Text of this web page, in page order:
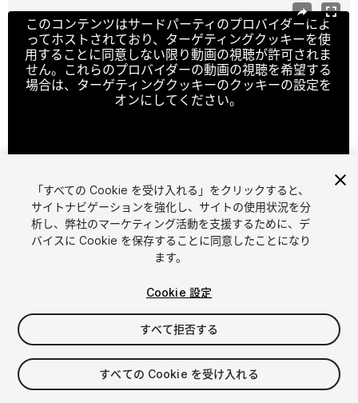
このコンテンツはサードパーティのプロバイダーによ
ってホストされており、ターゲティングクッキーを使
用することに同意しない限り動画の視聴が許可されま
せん。これらのプロバイダーの動画の視聴を希望する
場合は、ターゲティングクッキーのクッキーの設定を
オンにしてください。
1 /2
$24.99
消費税は決済時に計算されます
「すべての Cookie を受け入れる」をクリックすると、
サイトナビゲーションを強化し、サイトの使用状況を分
析し、弊社のマーケティング活動を支援するために、デ
バイスに Cookie を保存することに同意したことになり
ます。
Cookie 設定
すべて拒否する
すべての Cookie を受け入れる